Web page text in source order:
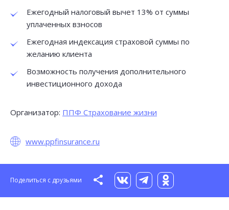
Ежегодный налоговый вычет 13% от суммы
уплаченных взносов
Ежегодная индексация страховой суммы по
желанию клиента
Возможность получения дополнительного
инвестиционного дохода
Организатор: ППФ Страхование жизни
www.ppfinsurance.ru
Поделиться с друзьями